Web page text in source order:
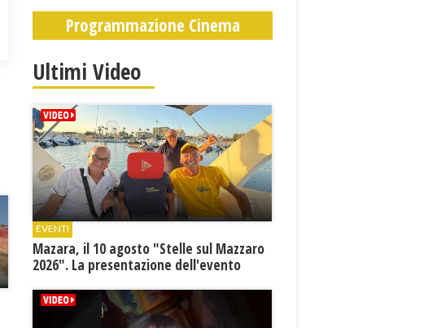
Programmazione Cinema
Ultimi Video
EVENTI
Mazara, il 10 agosto "Stelle sul Mazzaro
2026". La presentazione dell'evento